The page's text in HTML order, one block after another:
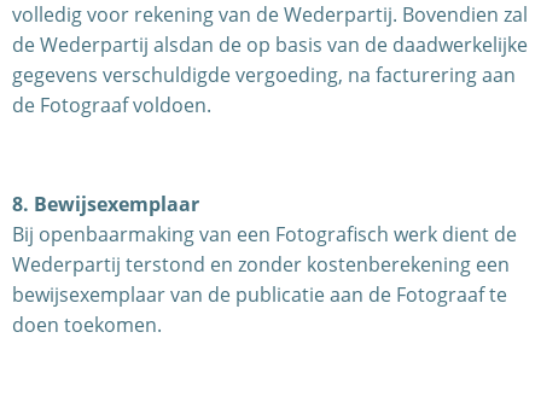
volledig voor rekening van de Wederpartij. Bovendien zal
de Wederpartij alsdan de op basis van de daadwerkelijke
gegevens verschuldigde vergoeding, na facturering aan
de Fotograaf voldoen.
8. Bewijsexemplaar
Bij openbaarmaking van een Fotografisch werk dient de
Wederpartij terstond en zonder kostenberekening een
bewijsexemplaar van de publicatie aan de Fotograaf te
doen toekomen.